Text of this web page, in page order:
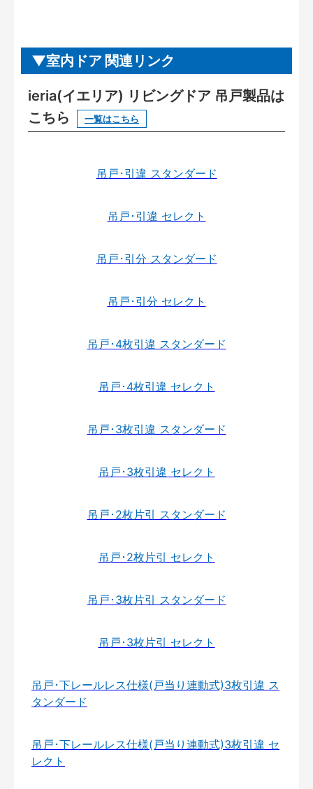
室内ドア 関連リンク
ieria(イエリア) リビングドア 吊戸製品は
こちら
一覧はこちら
吊戸･引違 スタンダード
吊戸･引違 セレクト
吊戸･引分 スタンダード
吊戸･引分 セレクト
吊戸･4枚引違 スタンダード
吊戸･4枚引違 セレクト
吊戸･3枚引違 スタンダード
吊戸･3枚引違 セレクト
吊戸･2枚片引 スタンダード
吊戸･2枚片引 セレクト
吊戸･3枚片引 スタンダード
吊戸･3枚片引 セレクト
吊戸･下レールレス仕様(戸当り連動式)3枚引違 ス
タンダード
吊戸･下レールレス仕様(戸当り連動式)3枚引違 セ
レクト